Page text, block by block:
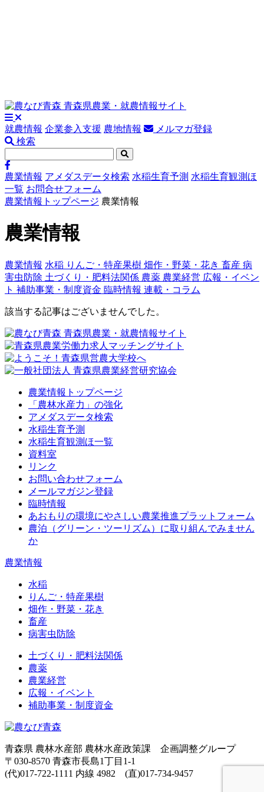
就農情報 企業参入支援 農地情報
メルマガ登録
検索
農業情報 アメダスデータ検索 水稲生育予測 水稲生育観測ほ
一覧 お問合せフォーム
農業情報トップページ 農業情報
農業情報
農業情報 水稲 りんご・特産果樹 畑作・野菜・花き 畜産 病
害虫防除 土づくり・肥料法関係 農薬 農業経営 広報・イベン
ト 補助事業・制度資金 臨時情報 連載・コラム
該当する記事はございませんでした。
農業情報トップページ
「農林水産力」の強化
アメダスデータ検索
水稲生育予測
水稲生育観測ほ一覧
資料室
リンク
お問い合わせフォーム
メールマガジン登録
臨時情報
あおもりの環境にやさしい農業推進プラットフォーム
農泊（グリーン・ツーリズム）に取り組んでみません
か
農業情報
水稲
りんご・特産果樹
畑作・野菜・花き
畜産
病害虫防除
土づくり・肥料法関係
農薬
農業経営
広報・イベント
補助事業・制度資金
青森県 農林水産部 農林水産政策課 企画調整グループ
〒030-8570 青森市長島1丁目1-1
(代)017-722-1111 内線 4982 (直)017-734-9457